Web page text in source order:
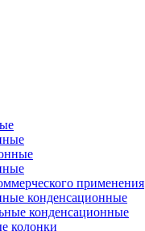
применения
конденсационные
конденсационные
колонки